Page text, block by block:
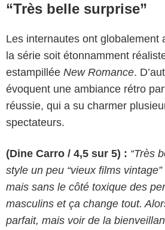
“Très belle surprise”
Les internautes ont globalement
la série soit étonnamment
estampillée New Romance.
évoquent une ambiance rétro
réussie, qui a su charmer
spectateurs.
(Dine Carro / 4,5 sur 5) : “Très
style un peu “vieux films
mais sans le côté toxique des
masculins et ça change tout.
parfait, mais voir de la